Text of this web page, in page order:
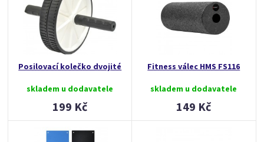
Posilovací kolečko dvojité
skladem u dodavatele
199 Kč
Fitness válec HMS FS116
skladem u dodavatele
149 Kč